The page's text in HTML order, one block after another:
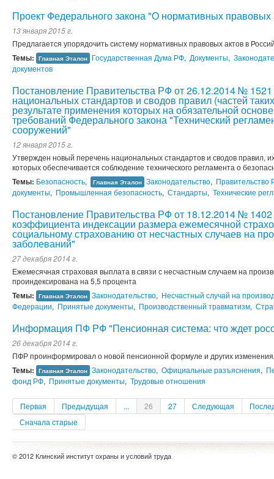
Проект Федерального закона "О нормативных
13 января 2015 г.
Предлагается упорядочить систему нормативных правовых актов в
Темы: Главная Эталон Государственная Дума РФ, Документы,
документов
Постановление Правительства РФ от 26.12.2014 №
национальных стандартов и сводов правил (частей
результате применения которых на обязательной
требований Федерального закона "Технический
сооружений"
12 января 2015 г.
Утвержден новый перечень национальных стандартов и сводов правил,
которых обеспечивается соблюдение технического регламента о
Темы: Безопасность, Главная Эталон Законодательство, Правительство
документы, Промышленная безопасность, Стандарты, Технические
Постановление Правительства РФ от 18.12.2014 №
коэффициента индексации размера ежемесячной
социальному страхованию от несчастных случаев на
заболеваний"
27 декабря 2014 г.
Ежемесячная страховая выплата в связи с несчастным случаем на
проиндексирована на 5,5 процента
Темы: Главная Эталон Законодательство, Несчастный случай на
Федерации, Принятые документы, Производственный травматизм,
Информация ПФ РФ "Пенсионная система: что ждет
26 декабря 2014 г.
ПФР проинформировал о новой пенсионной формуле и других
Темы: Главная Эталон Законодательство, Официальные разъяснения,
фонд РФ, Принятые документы, Трудовые отношения
Первая Предыдущая ... 26 27 Следующая
Сначала старые
© 2012 Клинский институт охраны и условий труда